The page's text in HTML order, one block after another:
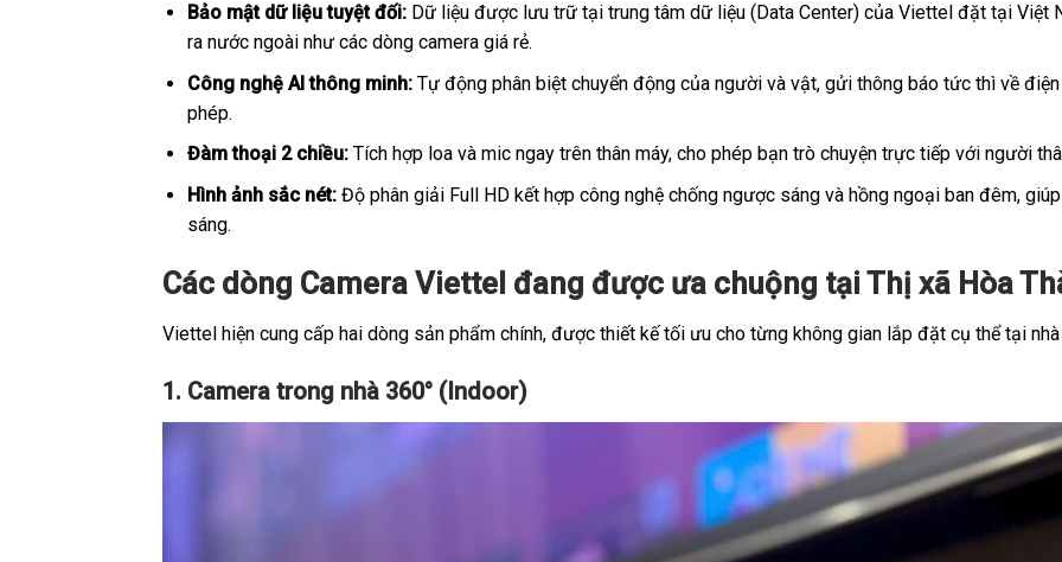
Bảo mật dữ liệu tuyệt đối:Dữ liệu được lưu trữ tại trung tâm dữ liệu (Data Center) của Viettel đặt tại Việt
ra nước ngoài như các dòng camera giá rẻ.
Công nghệ AI thông minh:Tự động phân biệt chuyển động của người và vật, gửi thông báo tức thì về
phép.
Đàm thoại 2 chiều:Tích hợp loa và mic ngay trên thân máy, cho phép bạn trò chuyện trực tiếp với người
Hình ảnh sắc nét:Độ phân giải Full HD kết hợp công nghệ chống ngược sáng và hồng ngoại ban đêm,
sáng.
Các dòng Camera Viettel đang được ưa chuộng tại Thị xã Hòa
Viettel hiện cung cấp hai dòng sản phẩm chính, được thiết kế tối ưu cho từng không gian lắp đặt cụ thể tại
1. Camera trong nhà 360° (Indoor)